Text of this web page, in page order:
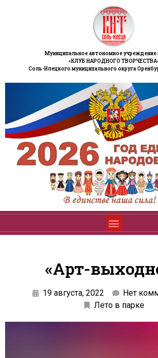
Муниципальное автономное учреждение
«КЛУБ НАРОДНОГО
Соль-Илецкого муниципального округа
«Арт-
19 августа, 2022
Нет
Лето в парке